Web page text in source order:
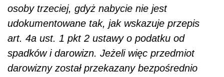
osoby trzeciej, gdyż nabycie nie jest
udokumentowane tak, jak wskazuje przepis
art. 4a ust. 1 pkt 2 ustawy o podatku od
spadków i darowizn. Jeżeli więc przedmiot
darowizny został przekazany bezpośrednio